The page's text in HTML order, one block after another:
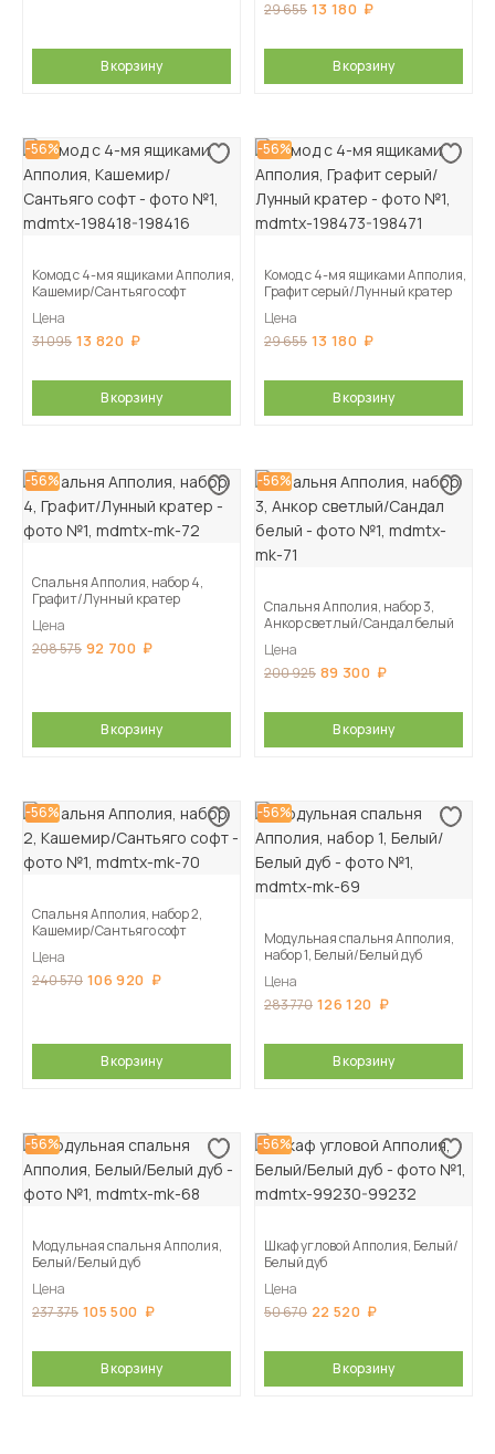
В корзину
29 655 13 180
В корзину
-56%
Комод с 4-мя ящиками Апполия,
Кашемир/Сантьяго софт
Цена
31 095 13 820
В корзину
-56%
Комод с 4-мя ящиками Апполия,
Графит серый/Лунный кратер
Цена
29 655 13 180
В корзину
-56%
Спальня Апполия, набор 4,
Графит/Лунный кратер
Цена
208 575 92 700
В корзину
-56%
Спальня Апполия, набор 3,
Анкор светлый/Сандал белый
Цена
200 925 89 300
В корзину
-56%
Спальня Апполия, набор 2,
Кашемир/Сантьяго софт
Цена
240 570 106 920
В корзину
-56%
Модульная спальня Апполия,
набор 1, Белый/Белый дуб
Цена
283 770 126 120
В корзину
-56%
Модульная спальня Апполия,
Белый/Белый дуб
Цена
237 375 105 500
В корзину
-56%
Шкаф угловой Апполия, Белый/
Белый дуб
Цена
50 670 22 520
В корзину